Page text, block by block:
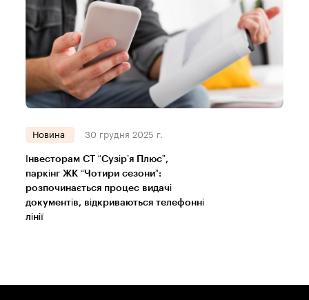
Новина 30 грудня 2025 г.
Інвесторам СТ “Сузір’я Плюс”,
паркінг ЖК “Чотири сезони”:
розпочинається процес видачі
документів, відкриваються телефонні
лінії